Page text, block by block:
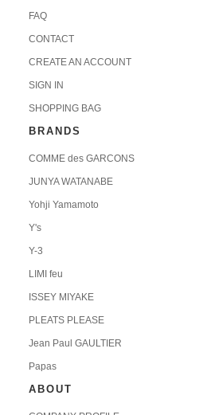
FAQ
CONTACT
CREATE AN ACCOUNT
SIGN IN
SHOPPING BAG
BRANDS
COMME des GARCONS
JUNYA WATANABE
Yohji Yamamoto
Y's
Y-3
LIMI feu
ISSEY MIYAKE
PLEATS PLEASE
Jean Paul GAULTIER
Papas
ABOUT